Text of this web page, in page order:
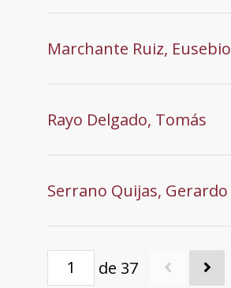
Marchante Ruiz, Eusebio
Rayo Delgado, Tomás
Serrano Quijas, Gerardo
de 37